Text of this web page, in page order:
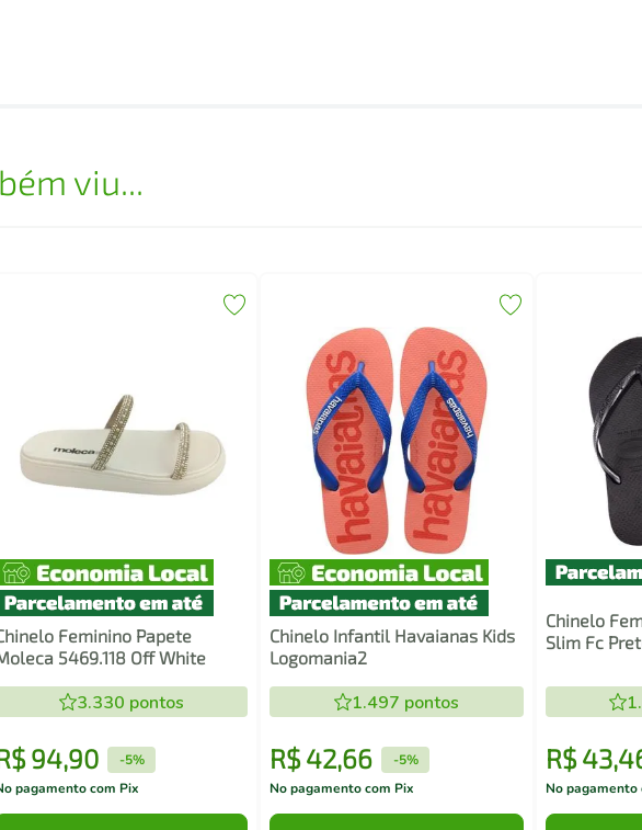
viu...
Feminino Papete
5469.118 Off White
3.330 pontos
94,90 -5%
pagamento com Pix
Chinelo Infantil Havaianas Kids
Logomania2
1.497 pontos
R$42,66 -5%
No pagamento com Pix
Chinelo
Slim Fc
R$ 43,
No pagamento